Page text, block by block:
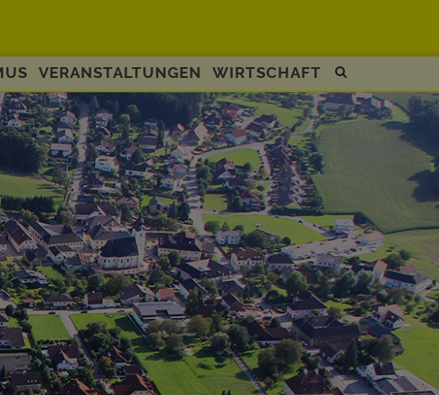
Site
search
toggle
VERANSTALTUNGEN WIRTSCHAFT